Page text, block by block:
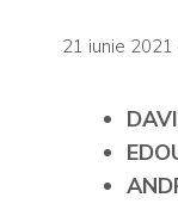
21 iunie 2021